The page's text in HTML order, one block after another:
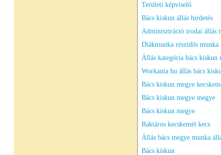
Területi képviselő
Bács kiskun állás hirdetés
Adminisztráció irodai állás
Diákmunka részidős munka
Állás kategória bács kiskun
Workania hu állás bács
Bács kiskun megye
Bács kiskun megye megye
Bács kiskun megye
Raktáros kecskemét kecs
Állás bács megye munka
Bács kiskun